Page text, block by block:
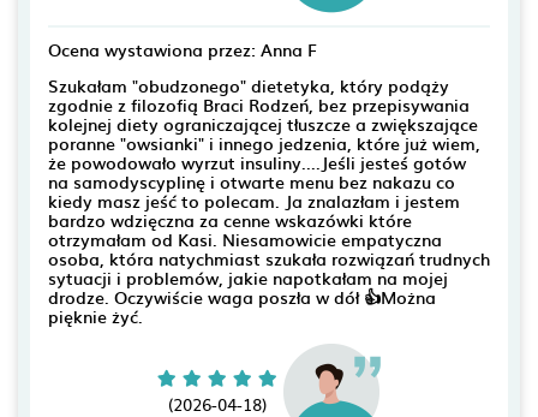
Ocena wystawiona przez: Anna F
Szukałam "obudzonego" dietetyka, który podąży
zgodnie z filozofią Braci Rodzeń, bez przepisywania
kolejnej diety ograniczającej tłuszcze a zwiększające
poranne "owsianki" i innego jedzenia, które już wiem,
że powodowało wyrzut insuliny....Jeśli jesteś gotów
na samodyscyplinę i otwarte menu bez nakazu co
kiedy masz jeść to polecam. Ja znalazłam i jestem
bardzo wdzięczna za cenne wskazówki które
otrzymałam od Kasi. Niesamowicie empatyczna
osoba, która natychmiast szukała rozwiązań trudnych
sytuacji i problemów, jakie napotkałam na mojej
drodze. Oczywiście waga poszła w dół 👍Można
pięknie żyć.
(2026-04-18)